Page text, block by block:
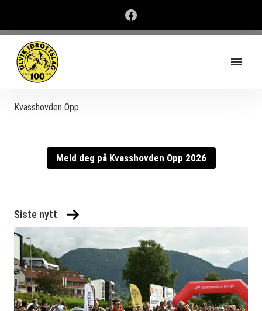
Kvasshovden Opp
Meld deg på Kvasshovden Opp 2026
Siste nytt